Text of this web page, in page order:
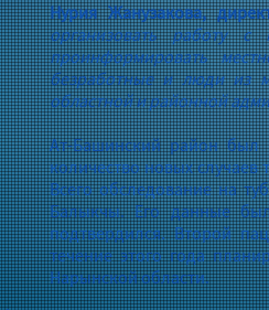
Нурия Жанузакова,
организовать работу с
проинформировать
безработные и люди из
областной и районной
Ат-Башинский район был
количество новых случаев
Всего обследование на
Балыкчы. Его данные
подтвердился. Второй
течение этого года
Нарынской области.